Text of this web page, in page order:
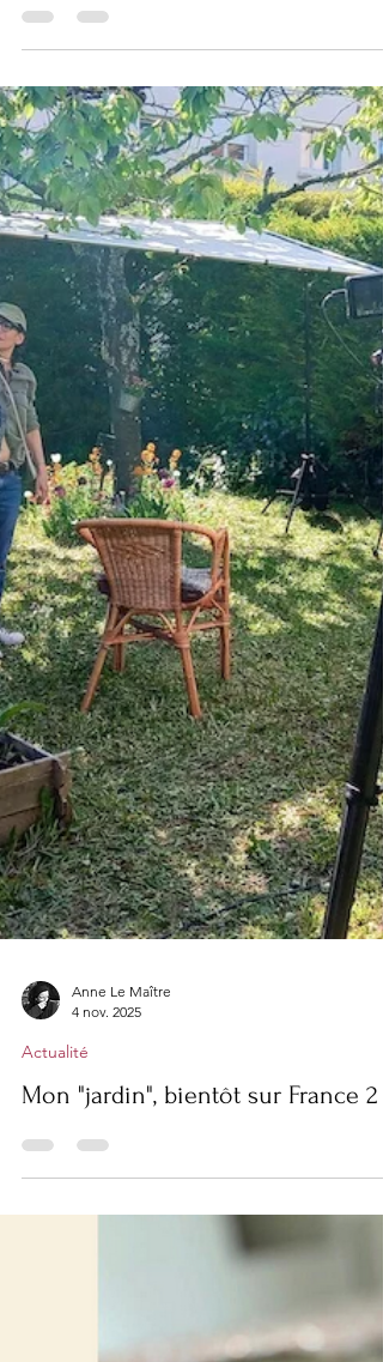
12 nov. 2025
Presse
"Le jardin" sur YouTube
Mon "jardin", bientôt sur France 2